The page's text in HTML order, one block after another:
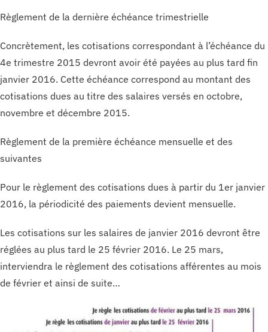
Règlement de la dernière échéance trimestrielle
Concrètement, les cotisations correspondant à l’échéance du
4e trimestre 2015 devront avoir été payées au plus tard fin
janvier 2016. Cette échéance correspond au montant des
cotisations dues au titre des salaires versés en octobre,
novembre et décembre 2015.
Règlement de la première échéance mensuelle et des
suivantes
Pour le règlement des cotisations dues à partir du 1er janvier
2016, la périodicité des paiements devient mensuelle.
Les cotisations sur les salaires de janvier 2016 devront être
réglées au plus tard le 25 février 2016. Le 25 mars,
interviendra le règlement des cotisations afférentes au mois
de février et ainsi de suite…